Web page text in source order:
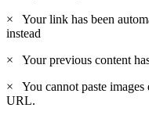
×
Your link has been
instead
×
Your previous content
×
You cannot paste
URL.